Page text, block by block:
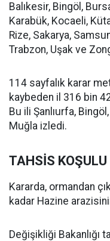
Balıkesir, Bingöl,
Karabük, Kocaeli,
Rize, Sakarya,
Trabzon, Uşak ve
114 sayfalık karar
kaybeden il 316 bin
Bu ili Şanlıurfa,
Muğla izledi.
TAHSİS KOŞULU
Kararda, ormandan
kadar Hazine
Değişikliği Bakanlığı